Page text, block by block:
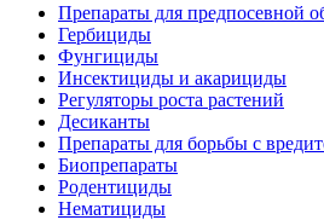
Препараты для предпосевной
Гербициды
Фунгициды
Инсектициды и акарициды
Регуляторы роста растений
Десиканты
Препараты для борьбы с
Биопрепараты
Родентициды
Нематициды